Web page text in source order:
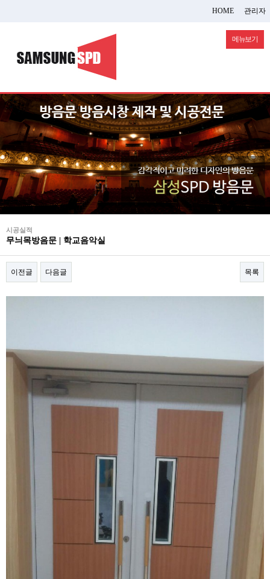
HOME 관리자
메뉴보기
시공실적
무늬목방음문 | 학교음악실
이전글 다음글 목록